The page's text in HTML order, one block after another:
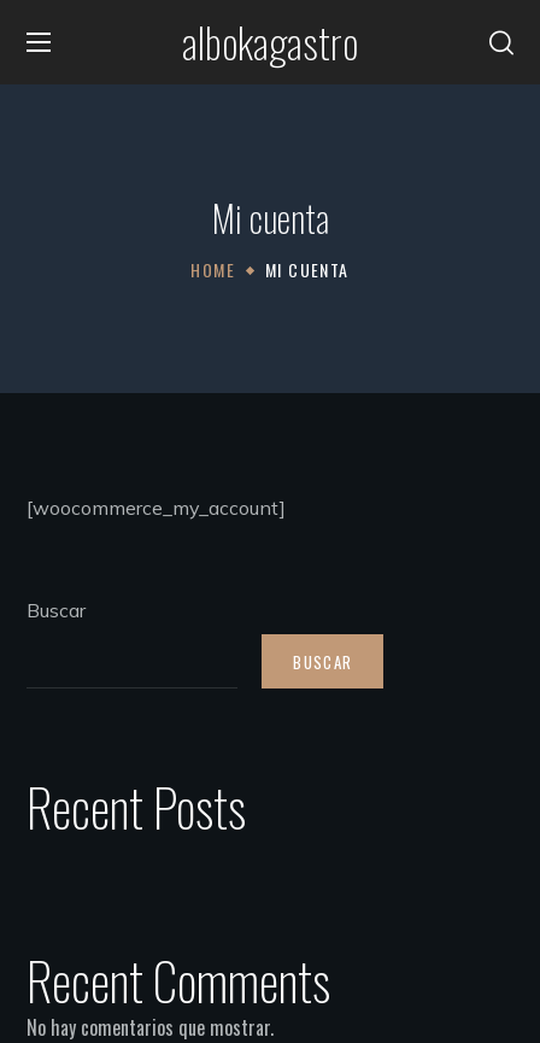
albokagastro
Mi cuenta
HOME MI CUENTA
[woocommerce_my_account]
Buscar
BUSCAR
Recent Posts
Recent Comments
No hay comentarios que mostrar.